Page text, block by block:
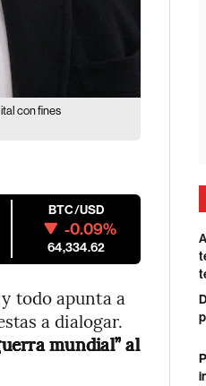
con fines
BTC/USD
-0.09%
64,334.62
todo apunta a
a dialogar.
mundial” al